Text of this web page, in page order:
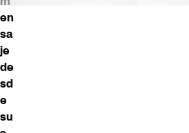
en
sa
je
de
sd
e
su